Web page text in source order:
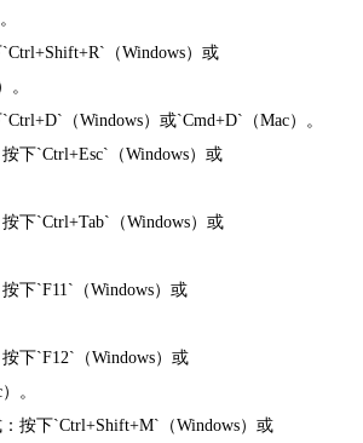
（Windows）或
。
（Windows）或`Cmd+D`（Mac）。
下`Ctrl+Esc`（Windows）或
下`Ctrl+Tab`（Windows）或
下`F11`（Windows）或
下`F12`（Windows）或
。
按下`Ctrl+Shift+M`（Windows）或